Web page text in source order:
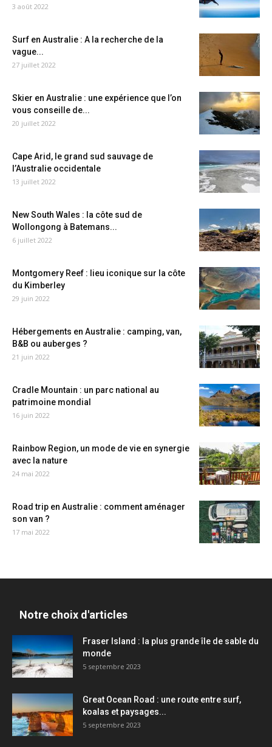
3 août 2022
Surf en Australie : A la recherche de la
vague...
27 juillet 2022
Skier en Australie : une expérience que l’on
vous conseille de...
20 juillet 2022
Cape Arid, le grand sud sauvage de
l’Australie occidentale
13 juillet 2022
New South Wales : la côte sud de
Wollongong à Batemans...
6 juillet 2022
Montgomery Reef : lieu iconique sur la côte
du Kimberley
29 juin 2022
Hébergements en Australie : camping, van,
B&B ou auberges ?
21 juin 2022
Cradle Mountain : un parc national au
patrimoine mondial
16 juin 2022
Rainbow Region, un mode de vie en synergie
avec la nature
24 mai 2022
Road trip en Australie : comment aménager
son van ?
17 mai 2022
Notre choix d'articles
Fraser Island : la plus grande île de sable du
monde
5 septembre 2023
Great Ocean Road : une route entre surf,
koalas et paysages...
5 septembre 2023